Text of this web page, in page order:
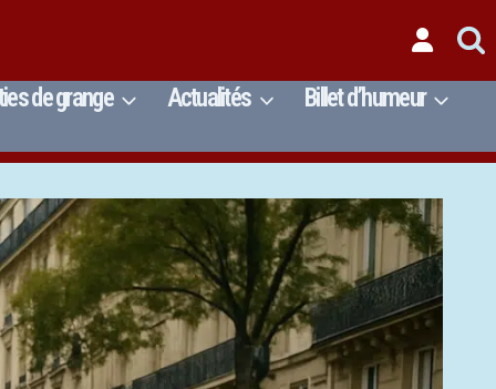
de grange Actualités
Billet d’humeur